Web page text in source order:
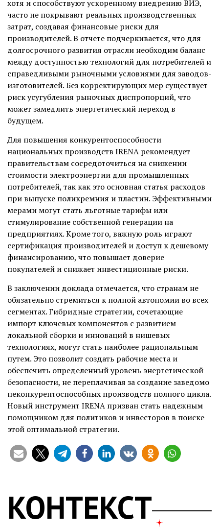
хотя и способствуют ускоренному внедрению ВИЭ,
часто не покрывают реальных производственных
затрат, создавая финансовые риски для
производителей. В отчете подчеркивается, что для
долгосрочного развития отрасли необходим баланс
между доступностью технологий для потребителей и
справедливыми рыночными условиями для заводов-
изготовителей. Без корректирующих мер существует
риск усугубления рыночных диспропорций, что
может замедлить энергетический переход в
будущем.
Для повышения конкурентоспособности
национальных производств IRENA рекомендует
правительствам сосредоточиться на снижении
стоимости электроэнергии для промышленных
потребителей, так как это основная статья расходов
при выпуске поликремния и пластин. Эффективными
мерами могут стать льготные тарифы или
стимулирование собственной генерации на
предприятиях. Кроме того, важную роль играют
сертификация производителей и доступ к дешевому
финансированию, что повышает доверие
покупателей и снижает инвестиционные риски.
В заключении доклада отмечается, что странам не
обязательно стремиться к полной автономии во всех
сегментах. Гибридные стратегии, сочетающие
импорт ключевых компонентов с развитием
локальной сборки и инноваций в нишевых
технологиях, могут стать наиболее рациональным
путем. Это позволит создать рабочие места и
обеспечить определенный уровень энергетической
безопасности, не переплачивая за создание заведомо
неконкурентоспособных производств полного цикла.
Новый инструмент IRENA призван стать надежным
помощником для политиков и инвесторов в поиске
этой оптимальной стратегии.
КОНТЕКСТ